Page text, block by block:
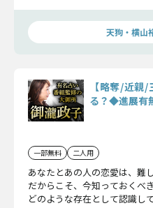
天狗・横山
【略奪/近親
る？◆進展有
一部無料 二人用
あなたとあの人の恋愛は、難
だからこそ、今知っておくべ
どのような存在として認識し